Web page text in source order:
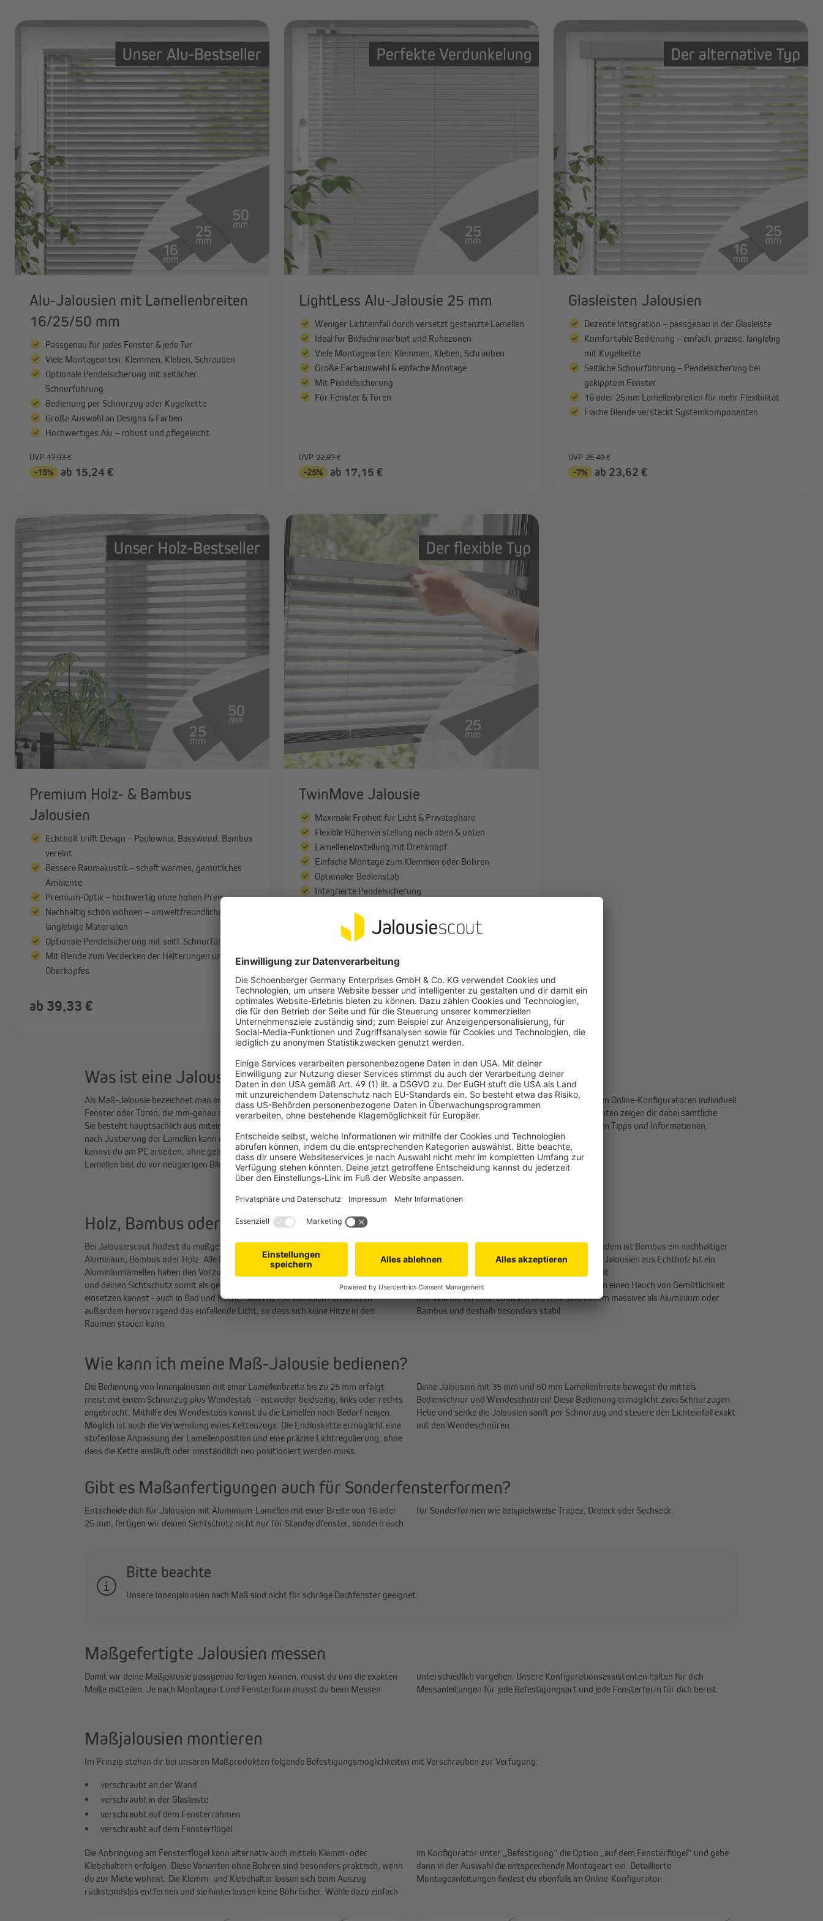
Outlet
Vorhänge in Standardgrößen
Gardinenstangen & Zubehör
Alu-Jalousien mit Lamellenbreiten
16/25/50 mm
Passgenau für jedes Fenster & jede Tür
Viele Montagearten: Klemmen, Kleben, Schrauben
Optionale Pendelsicherung mit seitlicher
Schnurführung
Bedienung per Schnurzug oder Kugelkette
Große Auswahl an Designs & Farben
Hochwertiges Alu – robust und pflegeleicht
UVP 17,93 €
-15% ab 15,24 €
LightLess Alu-Jalousie 25 mm
Weniger Lichteinfall durch versetzt gestanzte Lamellen
Ideal für Bildschirmarbeit und Ruhezonen
Viele Montagearten: Klemmen, Kleben, Schrauben
Große Farbauswahl & einfache Montage
Mit Pendelsicherung
Für Fenster & Türen
UVP 22,87 €
-25% ab 17,15 €
Glasleisten Jalousien
Dezente Integration – passgenau in der Glasleiste
Komfortable Bedienung – einfach, präzise, langlebig
mit Kugelkette
Seitliche Schnurführung – Pendelsicherung bei
gekipptem Fenster
16 oder 25mm Lamellenbreiten für mehr Flexibilität
Flache Blende versteckt Systemkomponenten
UVP 25,40 €
-7% ab 23,62 €
Premium Holz- & Bambus
Jalousien
Echtholt trifft Design – Paulownia, Basswood, Bambus
vereint
Bessere Raumakustik – schaft warmes, gemütliches
Ambiente
Premium-Optik – hochwertig ohne hohen Preis
Nachhaltig schön wohnen – umweltfreundliche,
langlebige Materialien
Optionale Pendelsicherung mit seitl. Schnurführung
Mit Blende zum Verdecken der Halterungen und des
Oberkopfes
ab 39,33 €
TwinMove Jalousie
Maximale Freiheit für Licht & Privatsphäre
Flexible Höhenverstellung nach oben & unten
Lamelleneinstellung mit Drehknopf
Einfache Montage zum Klemmen oder Bohren
Optionaler Bedienstab
Integrierte Pendelsicherung
UVP 74,01 €
-5% ab 70,31 €
Was ist eine Jalousie nach Maß?
Als Maß-Jalousie bezeichnet man eine Sicht- und Sonnenschutzvorrichtung für
Fenster oder Türen, die mm-genau auf dein individuelles Wunschmaß gefertigt wird.
Sie besteht hauptsächlich aus miteinander verbundenen, beweglichen Lamellen. Je
nach Justierung der Lamellen kann der Lichteinfall individuell reguliert werden. So
kannst du am PC arbeiten, ohne geblendet zu werden und bei geschlossenen
Lamellen bist du vor neugierigen Blicken geschützt.
Deine maßgefertigte Jalousie kannst du in unseren Online-Konfiguratoren individuell
zusammenstellen. Unsere Konfigurationsassistenten zeigen dir dabei sämtliche
Optionen auf und unterstützen dich mit wertvollen Tipps und Informationen.
Holz, Bambus oder Aluminium?
Bei Jalousiescout findest du maßgefertigte Innenjalousien mit Lamellen aus
Aluminium, Bambus oder Holz. Alle Materialien sind pflegeleicht und langlebig.
Aluminiumlamellen haben den Vorzug, dass du eine sehr große Farbauswahl hast
und deinen Sichtschutz somit als gestalterisches Element in deiner Wohnung
einsetzen kannst - auch in Bad und Küche. Silberne Alu-Lamellen reflektieren
außerdem hervorragend das einfallende Licht, so dass sich keine Hitze in den
Räumen stauen kann.
Bambusjalousien sind sehr leicht und elastisch. Zudem ist Bambus ein nachhaltiger
Rohstoff, der voll im Trend liegt. Im Gegensatz zu Jalousien aus Echtholz ist ein
Sichtschutz aus Bambus auch feuchtraumgeeignet.
Auch Holz ist ein natürliches Material, das Räumen einen Hauch von Gemütlichkeit
und Wärme verleiht. Lamellen aus Holz sind zudem massiver als Aluminium oder
Bambus und deshalb besonders stabil.
Wie kann ich meine Maß-Jalousie bedienen?
Die Bedienung von Innenjalousien mit einer Lamellenbreite bis zu 25 mm erfolgt
meist mit einem Schnurzug plus Wendestab – entweder beidseitig, links oder rechts
angebracht. Mithilfe des Wendestabs kannst du die Lamellen nach Bedarf neigen.
Möglich ist auch die Verwendung eines Kettenzugs. Die Endloskette ermöglicht eine
stufenlose Anpassung der Lamellenposition und eine präzise Lichtregulierung, ohne
dass die Kette ausläuft oder umständlich neu positioniert werden muss.
Deine Jalousien mit 35 mm und 50 mm Lamellenbreite bewegst du mittels
Bedienschnur und Wendeschnüren! Diese Bedienung ermöglicht zwei Schnurzügen.
Hebe und senke die Jalousien sanft per Schnurzug und steuere den Lichteinfall exakt
mit den Wendeschnüren.
Gibt es Maßanfertigungen auch für Sonderfensterformen?
Entscheide dich für Jalousien mit Aluminium-Lamellen mit einer Breite von 16 oder
25 mm, fertigen wir deinen Sichtschutz nicht nur für Standardfenster, sondern auch
für Sonderformen wie beispielsweise Trapez, Dreieck oder Sechseck.
Bitte beachte
Unsere Innenjalousien nach Maß sind nicht für schräge Dachfenster geeignet.
Maßgefertigte Jalousien messen
Damit wir deine Maßjalousie passgenau fertigen können, musst du uns die exakten
Maße mitteilen. Je nach Montageart und Fensterform musst du beim Messen
unterschiedlich vorgehen. Unsere Konfigurationsassistenten halten für dich
Messanleitungen für jede Befestigungsart und jede Fensterform für dich bereit.
Maßjalousien montieren
Im Prinzip stehen dir bei unseren Maßprodukten folgende Befestigungsmöglichkeiten mit Verschrauben zur Verfügung:
verschraubt an der Wand
verschraubt in der Glasleiste
verschraubt auf dem Fensterrahmen
verschraubt auf dem Fensterflügel
Die Anbringung am Fensterflügel kann alternativ auch mittels Klemm- oder
Klebehaltern erfolgen. Diese Varianten ohne Bohren sind besonders praktisch, wenn
du zur Miete wohnst. Die Klemm- und Klebehalter lassen sich beim Auszug
rückstandslos entfernen und sie hinterlassen keine Bohrlöcher. Wähle dazu einfach
im Konfigurator unter „Befestigung“ die Option „auf dem Fensterflügel“ und gebe
dann in der Auswahl die entsprechende Montageart ein. Detaillierte
Montageanleitungen findest du ebenfalls im Online-Konfigurator.